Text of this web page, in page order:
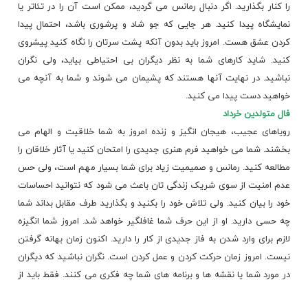
را کنار بگذارید. اگر دنبال رمانس می گردید، ممکن است آن را در تئاتر یا
نمایشگاه پیدا کنید. هر جایی که جو شاد و پرشوری باشد، احتمال پیدا
کردن عشق هست. امروز باید بدون آنکه پشت سرتان را نگاه کنید پیشروی
کنید. شاید کارهای شما به نظر دیگران بی احتیاطی بیاید، ولی نگران
نباشید. در نهایت آنها هستند که پشیمان می شوند و شما به آنچه می
خواهید دست پیدا می کنید.
فال متولدین خرداد
رویاهای عجیب، هیجان انگیز و زنده امروز به شما خلاقیت و الهام می
بخشند. شما می خواهید فرم هنری جدیدی را امتحان کنید یا آثار خلاقان را
مطالعه کنید. رمانس و صمیمیت زیاد برای شما بسیار مهم است، ولی حس
عدم امنیت از سوی شریک زندگی تان باعث می شود که نتوانید احساسات
خود را بیان کنید. ولی تلاش خود را بکنید و بگذارید طرف مقابل بداند شما
چه حسی دارید. او از این حرف شما غافلگیر خواهد شد. امروز شما انگیزه
لازم برای وارد شدن به فاز جدیدی از کار را دارید. اکنون زمان بهانه گرفتن
نیست. امروز زمان حرکت کردن و عمل کردن است. نگران نباشید که دیگران
در مورد شما یا نقشه ها و برنامه های شما چه فکری می کنند. فقط باید از